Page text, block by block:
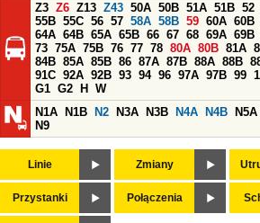
Z3 Z6 Z13 Z43 50A 50B 51A 51B 52
55B 55C 56 57 58A 58B 59 60A 60B
64A 64B 65A 65B 66 67 68 69A 69B
73 75A 75B 76 77 78 80A 80B 81A
84B 85A 85B 86 87A 87B 88A 88B
91C 92A 92B 93 94 96 97A 97B 99
G1 G2 H
W
N1A
N1B N2 N3A N3B N4A N4B N5A
N9
Linie Zmiany
Przystanki Połączenia